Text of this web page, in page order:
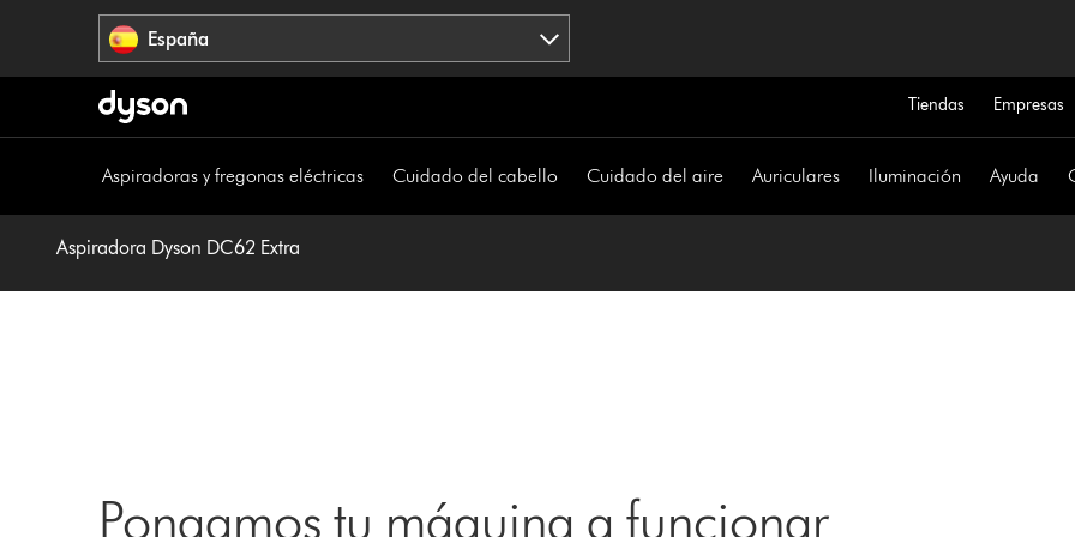
España
Tiendas Empresas
Aspiradoras y fregonas eléctricas Cuidado del cabello Cuidado del aire Auriculares Iluminación Ayuda
Aspiradora Dyson DC62 Extra
Pongamos tu máquina a funcionar